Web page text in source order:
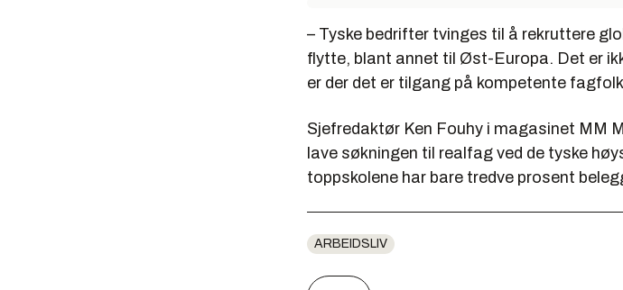
– Tyske bedrifter tvinges til å rekruttere
flytte, blant annet til Øst-Europa. Det er
er der det er tilgang på kompetente
Sjefredaktør Ken Fouhy i magasinet MM
lave søkningen til realfag ved de tyske
toppskolene har bare tredve prosent
ARBEIDSLIV